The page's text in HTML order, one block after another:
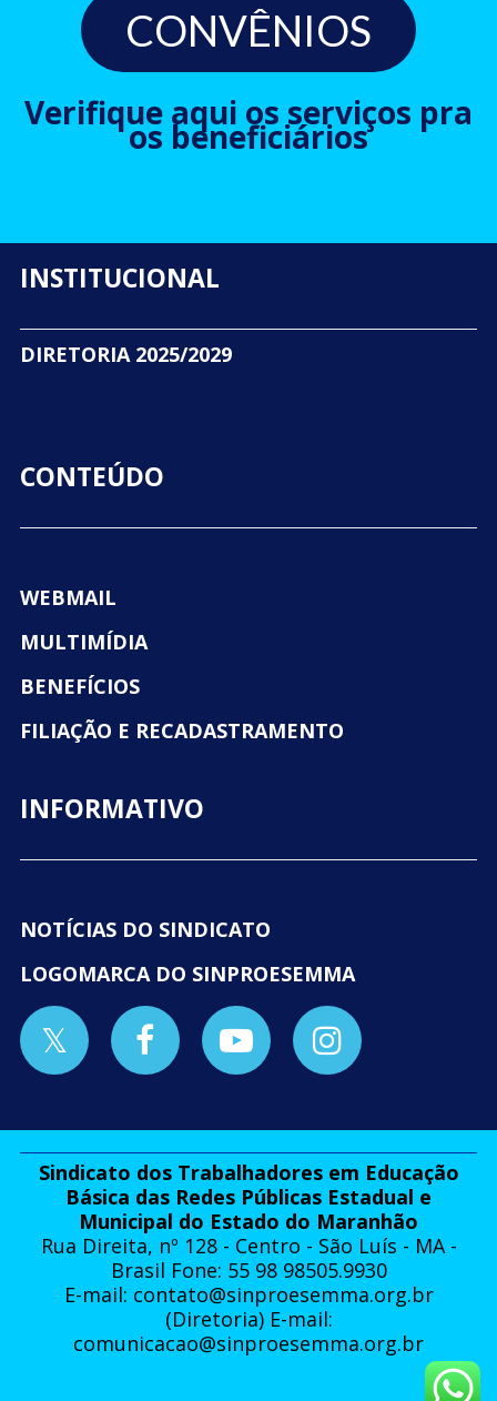
CONVÊNIOS
Verifique aqui os serviços pra
os beneficiários
INSTITUCIONAL
DIRETORIA 2025/2029
CONTEÚDO
WEBMAIL
MULTIMÍDIA
BENEFÍCIOS
FILIAÇÃO E RECADASTRAMENTO
INFORMATIVO
NOTÍCIAS DO SINDICATO
LOGOMARCA DO SINPROESEMMA
Sindicato dos Trabalhadores em Educação
Básica das Redes Públicas Estadual e
Municipal do Estado do Maranhão
Rua Direita, nº 128 - Centro - São Luís - MA -
Brasil Fone: 55 98 98505.9930
E-mail: contato@sinproesemma.org.br
(Diretoria) E-mail:
comunicacao@sinproesemma.org.br